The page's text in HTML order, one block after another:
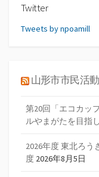
Twitter
Tweets by npoamill
山形市市民活
第20回「エコカッ
ルやまがたを目指
2026年度 東北ろ
度 2026年8月5日